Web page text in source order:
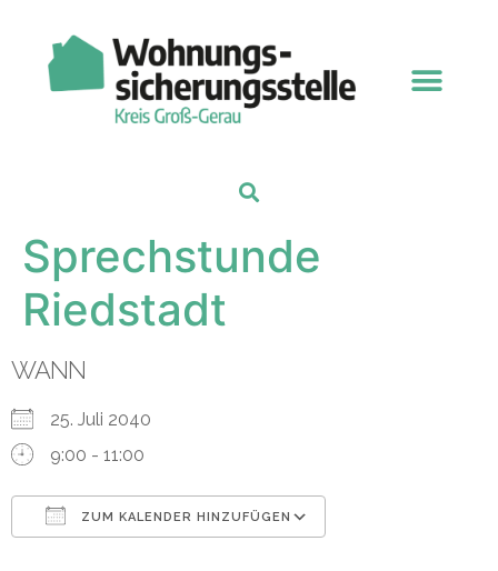
Sprechstunde
Riedstadt
WANN
25. Juli 2040
9:00 - 11:00
ZUM KALENDER HINZUFÜGEN